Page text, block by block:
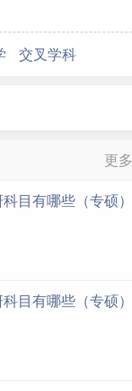
交叉学科
更多
目有哪些（专硕）
目有哪些（专硕）